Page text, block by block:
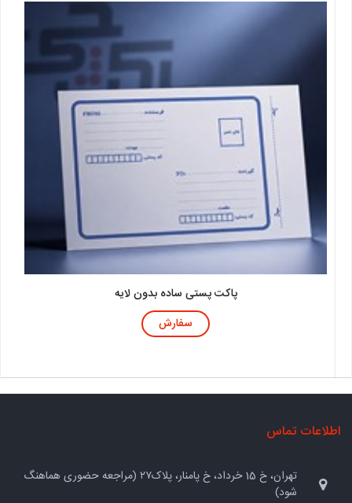
پاکت پستی ساده بدون لایه
سفارش
اطلاعات تماس
تهران، خ 15 خرداد، خ پامنار، پلاک۲۷ (مراجعه حضوری هماهنگ
شود)